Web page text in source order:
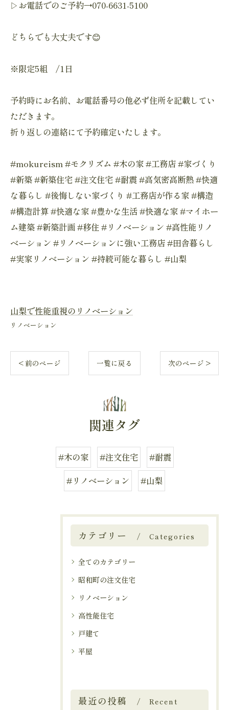
▷お電話でのご予約→070-6631-5100
どちらでも大丈夫です😊
※限定5組 /1日
予約時にお名前、お電話番号の他必ず住所を記載してい
ただきます。
折り返しの連絡にて予約確定いたします。
#mokureism #モクリズム #木の家 #工務店 #家づくり
#新築 #新築住宅 #注文住宅 #耐震 #高気密高断熱 #快適
な暮らし #後悔しない家づくり #工務店が作る家 #構造
#構造計算 #快適な家 #豊かな生活 #快適な家 #マイホー
ム建築 #新築計画 #移住 #リノベーション #高性能リノ
ベーション #リノベーションに強い工務店 #田舎暮らし
#実家リノベーション #持続可能な暮らし #山梨
山梨で性能重視のリノベーション
リノベーション
< 前のページ 一覧に戻る 次のページ >
関連タグ
#木の家 #注文住宅
#耐震
#リノベーション
#山梨
カテゴリー Categories
全てのカテゴリー
昭和町の注文住宅
リノベーション
高性能住宅
戸建て
平屋
最近の投稿
Recent